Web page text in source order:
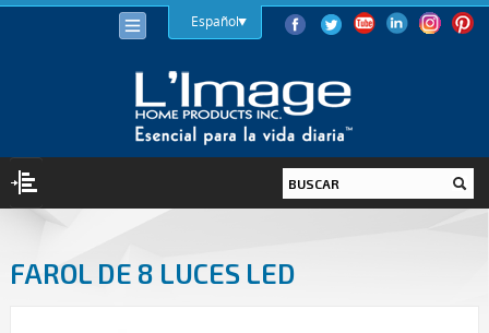
Español
BOMBILLAS
FAROL DE 8 LUCES LED